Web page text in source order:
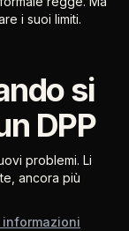
i suoi limiti.
si
DPP
problemi. Li
ancora più
informazioni